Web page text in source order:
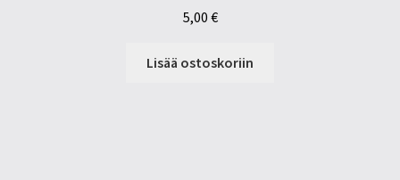
5,00 €
Lisää ostoskoriin